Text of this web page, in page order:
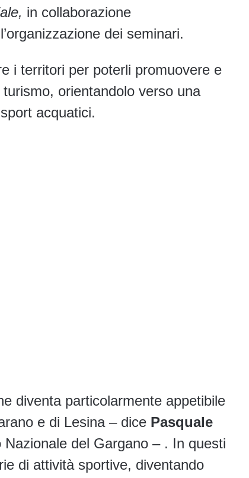
in collaborazione
dei seminari.
i territori per poterli promuovere e
orientandolo verso una
acquatici.
diventa particolarmente appetibile
e di Lesina – dice Pasquale
Nazionale del Gargano – . In questi
di attività sportive, diventando